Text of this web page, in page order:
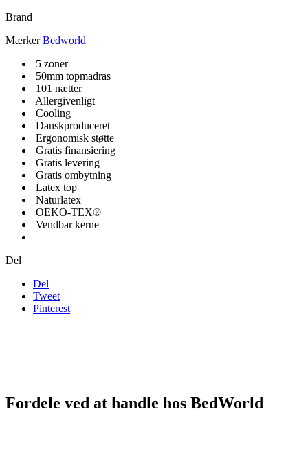
Brand
Mærker Bedworld
5 zoner
50mm topmadras
101 nætter
Allergivenligt
Cooling
Danskproduceret
Ergonomisk støtte
Gratis finansiering
Gratis levering
Gratis ombytning
Latex top
Naturlatex
OEKO-TEX®
Vendbar kerne
Del
Del
Tweet
Pinterest
Fordele ved at handle hos BedWorld